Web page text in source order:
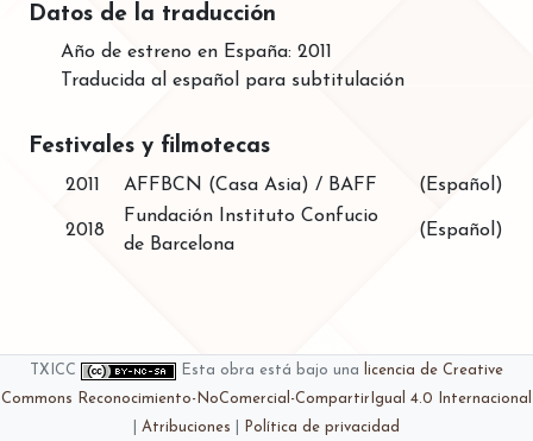
Datos de la traducción
Año de estreno en España: 2011
Traducida al español para subtitulación
Festivales y filmotecas
2011 AFFBCN (Casa Asia) / BAFF (Español)
2018
Fundación Instituto Confucio
de Barcelona
(Español)
TXICC Esta obra está bajo una
licencia de Creative
Commons Reconocimiento-NoComercial-CompartirIgual 4.0 Internacional
Atribuciones Política de privacidad